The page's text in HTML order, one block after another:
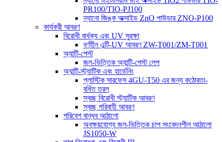
PR100/TIO-PJ100
ন্যানো জিঙ্ক অক্সাইড ZnO পাউডার ZNO-P100
কার্যকরী আবরণ
বিরোধী বার্ধক্য এবং UV সুরক্ষা
বর্ণহীন এন্টি-UV আবরণ ZW-T001/ZM-T001
অ্যান্টি-পেস্ট
জল-ভিত্তিক অ্যান্টি-পেস্ট লেপ
অ্যান্টি-স্ট্যাটিক এবং হার্ডেনিং
প্লাস্টিক সারফেস 4GU-T50 এর জন্য কঠোরতা-
বর্ধিত তরল
স্বচ্ছ বিরোধী স্ট্যাটিক আবরণ
স্বচ্ছ পরিবাহী আবরণ
পরিবেশ বান্ধব আঠালো
অবক্ষয়যোগ্য জল-ভিত্তিক চাপ সংবেদনশীল আঠালো
JS1050-W